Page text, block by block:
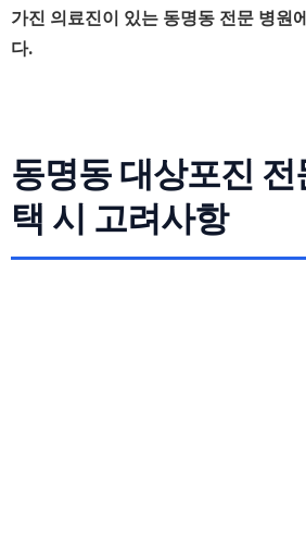
가진 의료진이 있는 동명동 전문 병원
다.
동명동 대상포진
택 시 고려사항